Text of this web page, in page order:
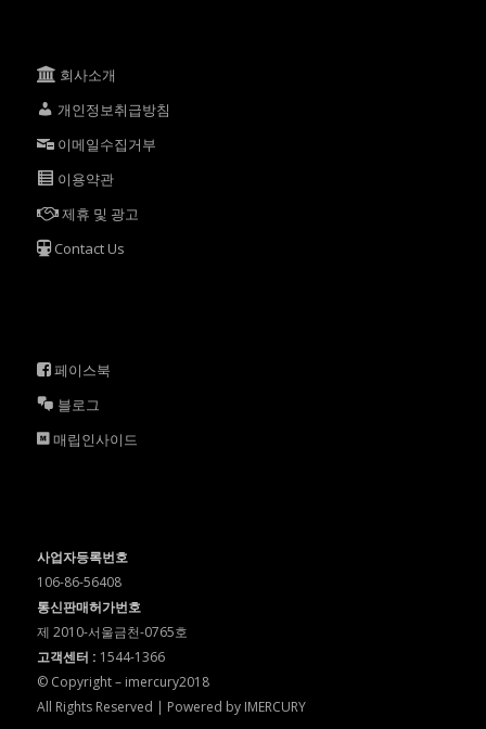
회사소개
개인정보취급방침
이메일수집거부
이용약관
제휴 및 광고
Contact Us
페이스북
블로그
매립인사이드
사업자등록번호
106-86-56408
통신판매허가번호
제 2010-서울금천-0765호
고객센터 : 1544-1366
© Copyright – imercury2018
All Rights Reserved | Powered by IMERCURY